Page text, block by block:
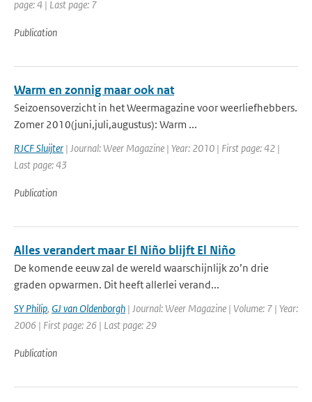
page: 4 | Last page: 7
Publication
Warm en zonnig maar ook nat
Seizoensoverzicht in het Weermagazine voor weerliefhebbers.
Zomer 2010(juni,juli,augustus): Warm ...
RJCF Sluijter | Journal: Weer Magazine | Year: 2010 | First page: 42 |
Last page: 43
Publication
Alles verandert maar El Niño blijft El Niño
De komende eeuw zal de wereld waarschijnlijk zo’n drie
graden opwarmen. Dit heeft allerlei verand...
SY Philip, GJ van Oldenborgh | Journal: Weer Magazine | Volume: 7 | Year:
2006 | First page: 26 | Last page: 29
Publication